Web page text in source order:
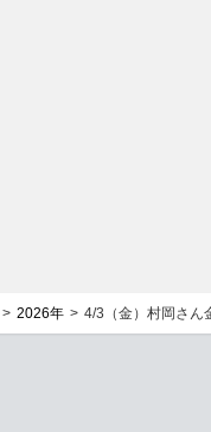
2026年 4/3（金）村岡さん